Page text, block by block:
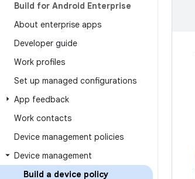
Build for Android Enterprise
About enterprise apps
Developer guide
Work profiles
Set up managed configurations
App feedback
Work contacts
Device management policies
Device management
Build a device policy